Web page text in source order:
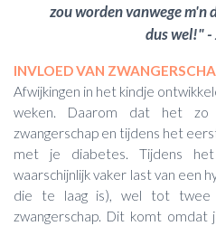
zou worden vanwege m'n
dus wel!" -
INVLOED VAN
Afwijkingen in het kindje
weken. Daarom dat het
zwangerschap en tijdens het
met je diabetes. Tijdens
waarschijnlijk vaker last van een
die te laag is), wel tot
zwangerschap. Dit komt